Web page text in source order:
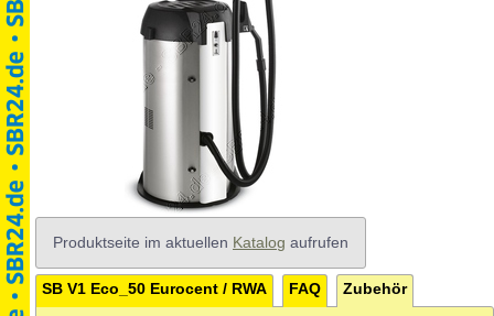
Produktseite im aktuellen Katalog aufrufen
SB V1 Eco_50 Eurocent / RWA FAQ Zubehör